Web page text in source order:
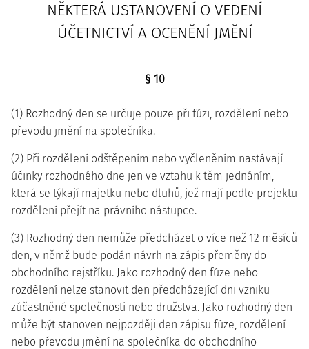
NĚKTERÁ USTANOVENÍ O VEDENÍ
ÚČETNICTVÍ A OCENĚNÍ JMĚNÍ
§ 10
(1) Rozhodný den se určuje pouze při fúzi, rozdělení nebo
převodu jmění na společníka.
(2) Při rozdělení odštěpením nebo vyčleněním nastávají
účinky rozhodného dne jen ve vztahu k těm jednáním,
která se týkají majetku nebo dluhů, jež mají podle projektu
rozdělení přejít na právního nástupce.
(3) Rozhodný den nemůže předcházet o více než 12 měsíců
den, v němž bude podán návrh na zápis přeměny do
obchodního rejstříku. Jako rozhodný den fúze nebo
rozdělení nelze stanovit den předcházející dni vzniku
zúčastněné společnosti nebo družstva. Jako rozhodný den
může být stanoven nejpozději den zápisu fúze, rozdělení
nebo převodu jmění na společníka do obchodního